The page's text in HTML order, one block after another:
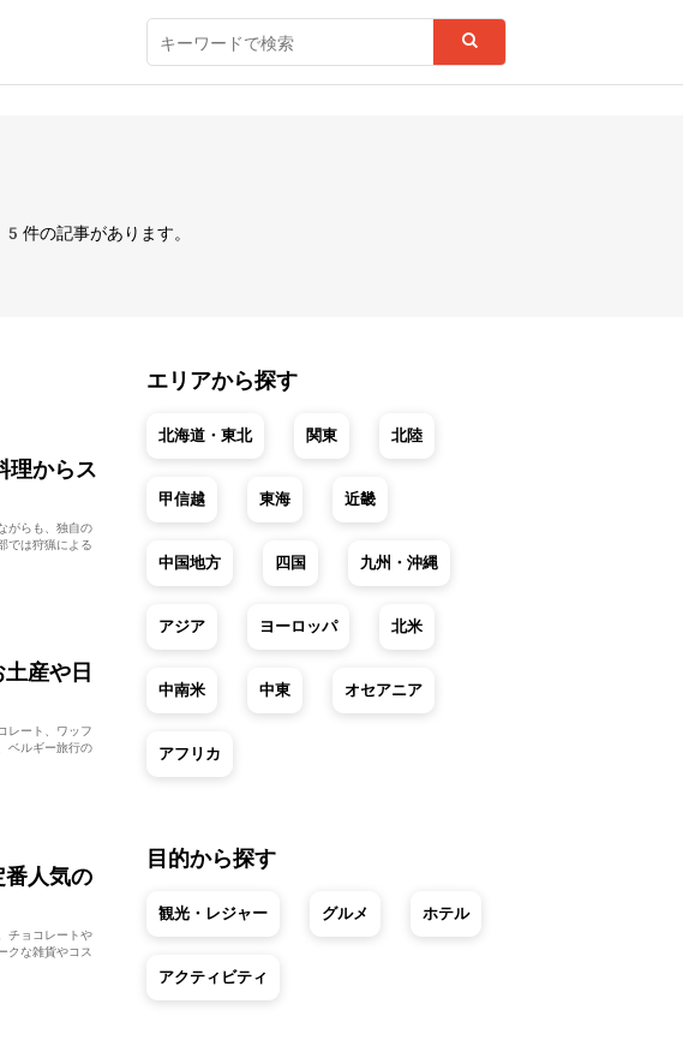
件の記事があります。
からス
がらも、独自の
では狩猟による
産や日
レート、ワッフ
ベルギー旅行の
人気の
チョコレートや
クな雑貨やコス
エリアから探す
北海道・東北 関東 北陸
甲信越 東海 近畿
中国地方 四国 九州・沖縄
アジア ヨーロッパ 北米
中南米 中東 オセアニア
アフリカ
目的から探す
観光・レジャー グルメ ホテル
アクティビティ